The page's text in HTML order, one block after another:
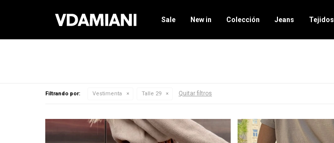
Sale New in Colección Jeans Tejidos
Filtrando por: Vestimenta Talle 29 Quitar filtros